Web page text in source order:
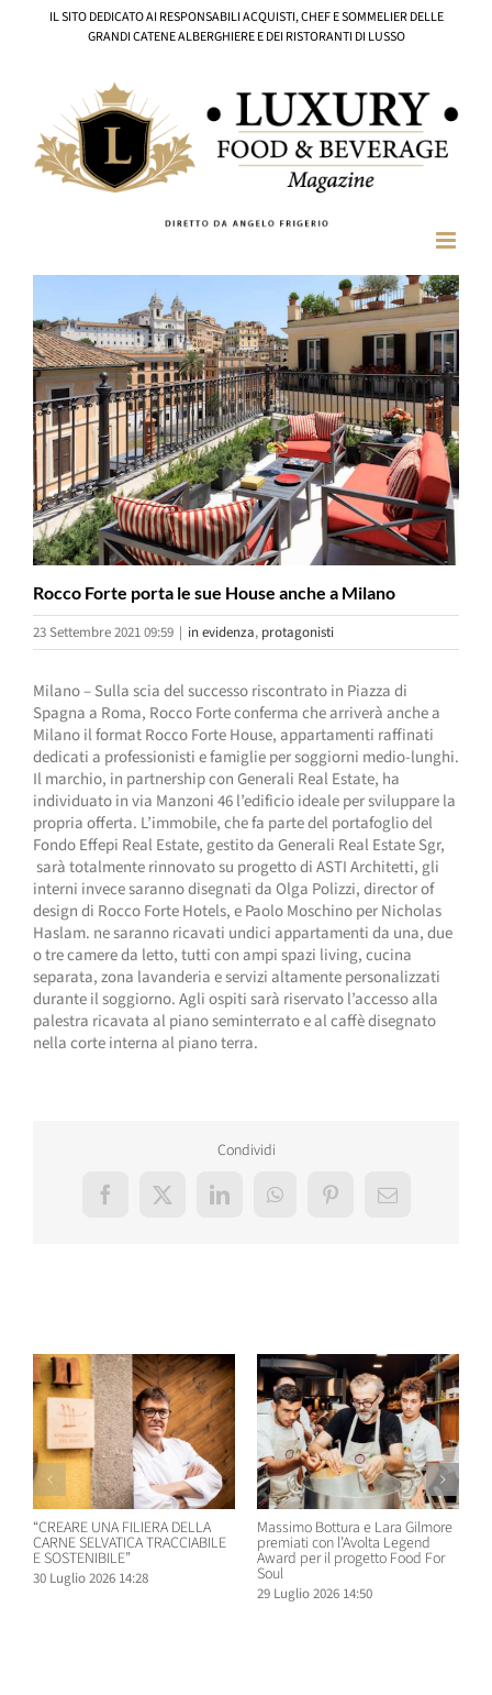
IL SITO DEDICATO AI RESPONSABILI ACQUISTI, CHEF E SOMMELIER DELLE
GRANDI CATENE ALBERGHIERE E DEI RISTORANTI DI LUSSO
Rocco Forte porta le sue House anche a Milano
23 Settembre 2021 09:59 | in evidenza, protagonisti
Milano – Sulla scia del successo riscontrato in Piazza di
Spagna a Roma, Rocco Forte conferma che arriverà anche a
Milano il format Rocco Forte House, appartamenti raffinati
dedicati a professionisti e famiglie per soggiorni medio-lunghi.
Il marchio, in partnership con Generali Real Estate, ha
individuato in via Manzoni 46 l’edificio ideale per sviluppare la
propria offerta. L’immobile, che fa parte del portafoglio del
Fondo Effepi Real Estate, gestito da Generali Real Estate Sgr,
sarà totalmente rinnovato su progetto di ASTI Architetti, gli
interni invece saranno disegnati da Olga Polizzi, director of
design di Rocco Forte Hotels, e Paolo Moschino per Nicholas
Haslam. ne saranno ricavati undici appartamenti da una, due
o tre camere da letto, tutti con ampi spazi living, cucina
separata, zona lavanderia e servizi altamente personalizzati
durante il soggiorno. Agli ospiti sarà riservato l’accesso alla
palestra ricavata al piano seminterrato e al caffè disegnato
nella corte interna al piano terra.
Condividi
Facebook
X LinkedInWhatsAppPinterestEmail
“CREARE UNA FILIERA DELLA
CARNE SELVATICA TRACCIABILE
E SOSTENIBILE”
30 Luglio 2026 14:28
Massimo Bottura e Lara Gilmore
premiati con l’Avolta Legend
Award per il progetto Food For
Soul
29 Luglio 2026 14:50